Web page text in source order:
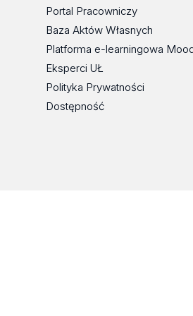
Portal Pracowniczy
Baza Aktów Własnych
Platforma e-learningowa
Eksperci UŁ
Polityka Prywatności
Dostępność